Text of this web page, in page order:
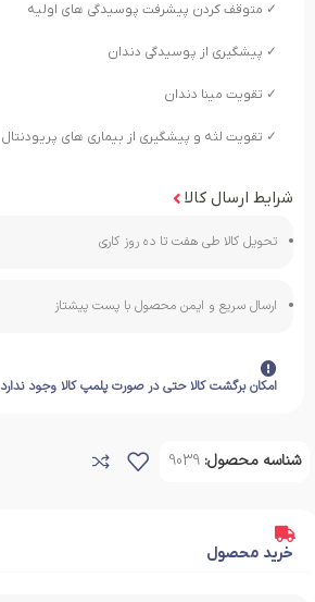
✓ متوقف کردن پیشرفت پوسیدگی های اولیه
✓ پیشگیری از پوسیدگی دندان
✓ تقویت مینا دندان
✓ تقویت لثه و پیشگیری از بیماری های پریودنتال
شرایط ارسال کالا
تحویل کالا طی هفت تا ده روز کاری
ارسال سریع و ایمن محصول با پست پیشتاز
امکان برگشت کالا حتی در صورت پلمپ کالا وجود ندارد
شناسه محصول: 9039
خرید محصول